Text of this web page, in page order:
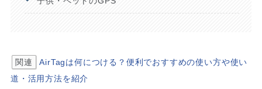
関連
AirTagは何につける？便利でおすすめの使い方や使い
道・活用方法を紹介